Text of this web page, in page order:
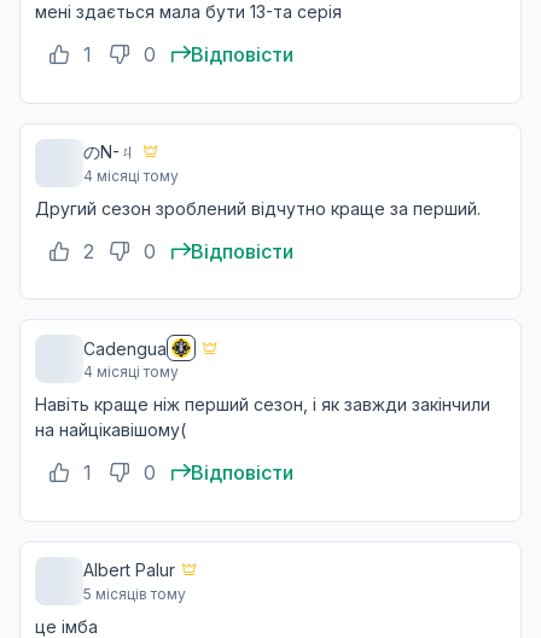
мені здається мала бути 13-та серія
1 0 Відповісти
のN-ㄐ
4 місяці тому
Другий сезон зроблений відчутно краще за перший.
2 0 Відповісти
Cadengua
4 місяці тому
Навіть краще ніж перший сезон, і як завжди закінчили
на найцікавішому(
1 0 Відповісти
Albert Palur
5 місяців тому
це імба